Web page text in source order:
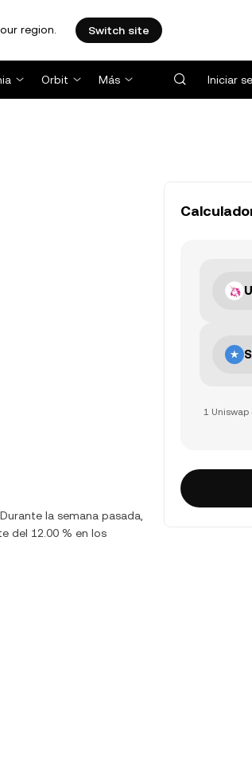
region. Switch site
Orbit Más Iniciar
la semana pasada,
del 12.00 % en los
1 Uniswap